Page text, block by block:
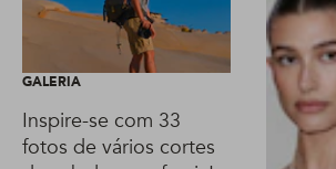
GALERIA
Inspire-se com 33
fotos de vários cortes